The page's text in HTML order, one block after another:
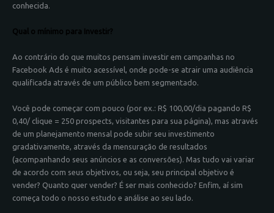
conhecida.
Qual o mínimo para Investir?
Ao contrário do que muitos pensam investir em campanhas no
Facebook Ads é muito acessível, onde pode-se atrair uma audiência
qualificada através de um público bem segmentado.
Você pode começar com pouco (por ex.: R$ 100,00/dia pagando R$
0,40/ clique = 250 prospects, visitantes para sua página), mas através
de um planejamento mensal pode subir seu investimento
gradativamente, através da mensuração de resultados
(acompanhando seus anúncios e as conversões). Mas tudo vai variar
de acordo com seus objetivos, ou seja, seu principal objetivo é
vender? Quanto quer vender? É ser mais conhecido? Enfim, aí sim
começa todo o nosso estudo e análise ao seu lado.